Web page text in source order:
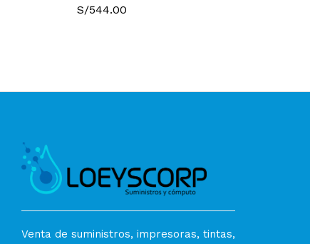
S/544.00
Venta de suministros, impresoras, tintas,